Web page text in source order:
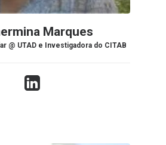
Marques
@ UTAD e Investigadora do CITAB